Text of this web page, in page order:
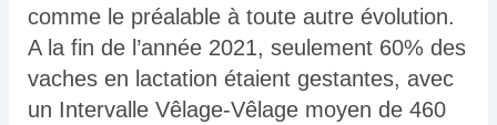
comme le préalable à toute autre évolution.
A la fin de l’année 2021, seulement 60% des
vaches en lactation étaient gestantes, avec
un Intervalle Vêlage-Vêlage moyen de 460